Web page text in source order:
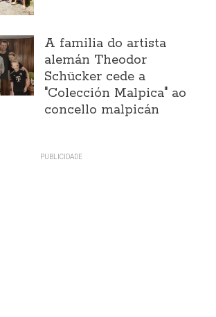
A familia do artista
alemán Theodor
Schücker cede a
"Colección Malpica" ao
concello malpicán